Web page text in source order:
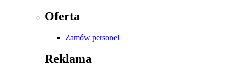
Oferta
Zamów personel
Reklama